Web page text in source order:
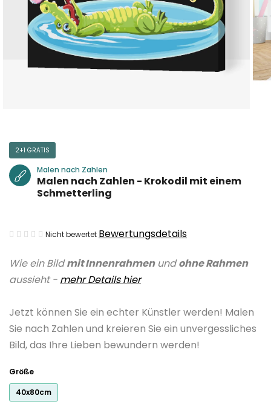
Wie ein Bildmit Innenrahmenundohne Rahmen
aussieht - mehr Details hier
Jetzt können Sie ein echter Künstler werden! Malen
Sie nach Zahlen und kreieren Sie ein unvergessliches
Bild, das Ihre Lieben bewundern werden!
Größe
40x80cm
2+1 GRATIS
Malen nach Zahlen
Malen nach Zahlen - Krokodil mit einem
Schmetterling
Die
Produktbewertung
ist
von
5
Sternen.
Nicht bewertet Bewertungsdetails